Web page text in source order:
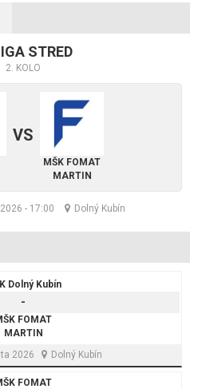
STRED
2. KOLO
VS
MŠK FOMAT
MARTIN
- 17:00 Dolný Kubín
Dolný Kubín
-
FOMAT
MARTIN
2026
Dolný Kubín
FOMAT